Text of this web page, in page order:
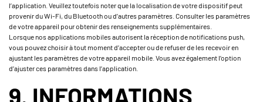
l’application. Veuillez toutefois noter que la localisation de votre dispositif peut
provenir du Wi-Fi, du Bluetooth ou d’autres paramètres. Consulter les paramètres
de votre appareil pour obtenir des renseignements supplémentaires.
Lorsque nos applications mobiles autorisent la réception de notifications push,
vous pouvez choisir à tout moment d’accepter ou de refuser de les recevoir en
ajustant les paramètres de votre appareil mobile. Vous avez également l’option
d’ajuster ces paramètres dans l’application.
9. INFORMATIONS